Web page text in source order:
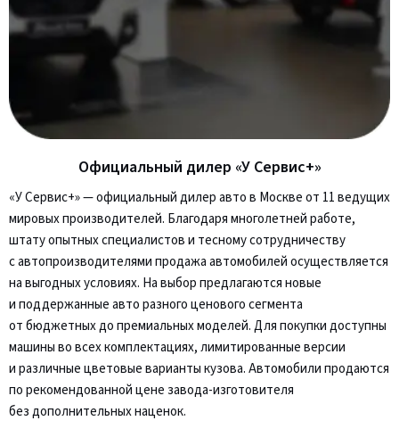
Официальный дилер «У Сервис+»
«У Сервис+» — официальный дилер авто в Москве от 11 ведущих
мировых производителей. Благодаря многолетней работе,
штату опытных специалистов и тесному сотрудничеству
с автопроизводителями продажа автомобилей осуществляется
на выгодных условиях. На выбор предлагаются новые
и поддержанные авто разного ценового сегмента
от бюджетных до премиальных моделей. Для покупки доступны
машины во всех комплектациях, лимитированные версии
и различные цветовые варианты кузова. Автомобили продаются
по рекомендованной цене завода-изготовителя
без дополнительных наценок.